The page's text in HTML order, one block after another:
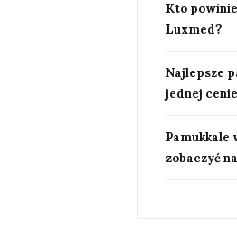
Kto
Luxmed?
Najlepsze
jednej cenie
Pamukkale
zobaczyć